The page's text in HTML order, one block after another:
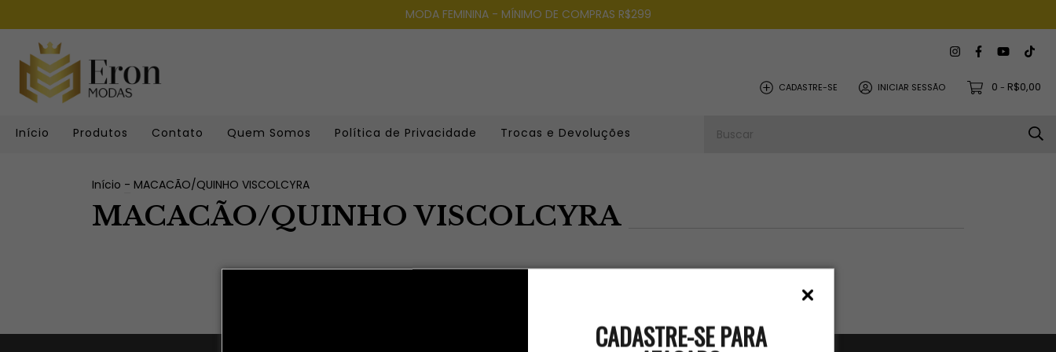
CADASTRE-SE PARA
MODA FEMININA - MÍNIMO DE COMPRAS R$299
CADASTRE-SE INICIAR SESSÃO 0 - R$0,00
Início Produtos Contato Quem Somos Política de Privacidade Trocas e Devoluções
Início - MACACÃO/QUINHO VISCOLCYRA
MACACÃO/QUINHO VISCOLCYRA